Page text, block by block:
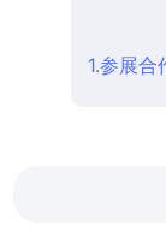
1.参展合